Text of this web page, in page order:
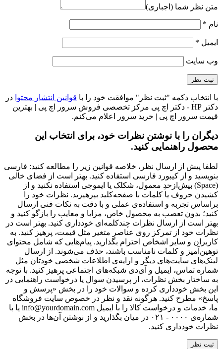
متن نظر شما (اجباری)
نام *
ایمیل *
وب‌ سایت
با انتخاب دکمه "ثبت نظر" موافقت خود را با قوانین انتشار محتوا در
دکتر HP - دکتر اچ پی مرکز تخصصی فروش سرور اچ پی | بهترین
قیمت سرور اچ پی | خرید سرور اعلام می‌کنم.
دیگران را با نوشتن نظرات خود، برای انتخاب این
محصول راهنمایی کنید.
لطفا پیش از ارسال نظر، خلاصه قوانین زیر را مطالعه کنید: فارسی
بنویسید و از کیبورد فارسی استفاده کنید. بهتر است از فضای خالی
(Space) بیش‌از‌حدِ معمول، شکلک یا ایموجی استفاده نکنید و از
کشیدن حروف یا کلمات با صفحه‌کلید بپرهیزید. نظرات خود را
براساس تجربه و استفاده‌ی عملی و با دقت به نکات فنی ارسال
کنید؛ بدون تعصب به محصول خاص، مزایا و معایب را بازگو کنید و
بهتر است از ارسال نظرات چندکلمه‌‌ای خودداری کنید. بهتر است در
نظرات خود از تمرکز روی عناصر متغیر مثل قیمت، پرهیز کنید. به
کاربران و سایر اشخاص احترام بگذارید. پیام‌هایی که شامل محتوای
توهین‌آمیز و کلمات نامناسب باشند، حذف می‌شوند. از ارسال
لینک‌های سایت‌های دیگر و ارایه‌ی اطلاعات شخصی خودتان مثل
شماره تماس، ایمیل و آی‌دی شبکه‌های اجتماعی پرهیز کنید. با توجه
به ساختار بخش نظرات، از پرسیدن سوال یا درخواست راهنمایی در
این بخش خودداری کرده و سوالات خود را در بخش «پرسش و
پاسخ» مطرح کنید. هرگونه نقد و نظر در خصوص سایت فروشگاه
ما، خدمات و درخواست کالا را با ایمیل info@yourdomain.com یا با
شماره‌ی ۰۰۰۰ - ۰۲۱ در میان بگذارید و از نوشتن آن‌ها در بخش
نظرات خودداری کنید.
ثبت نظر